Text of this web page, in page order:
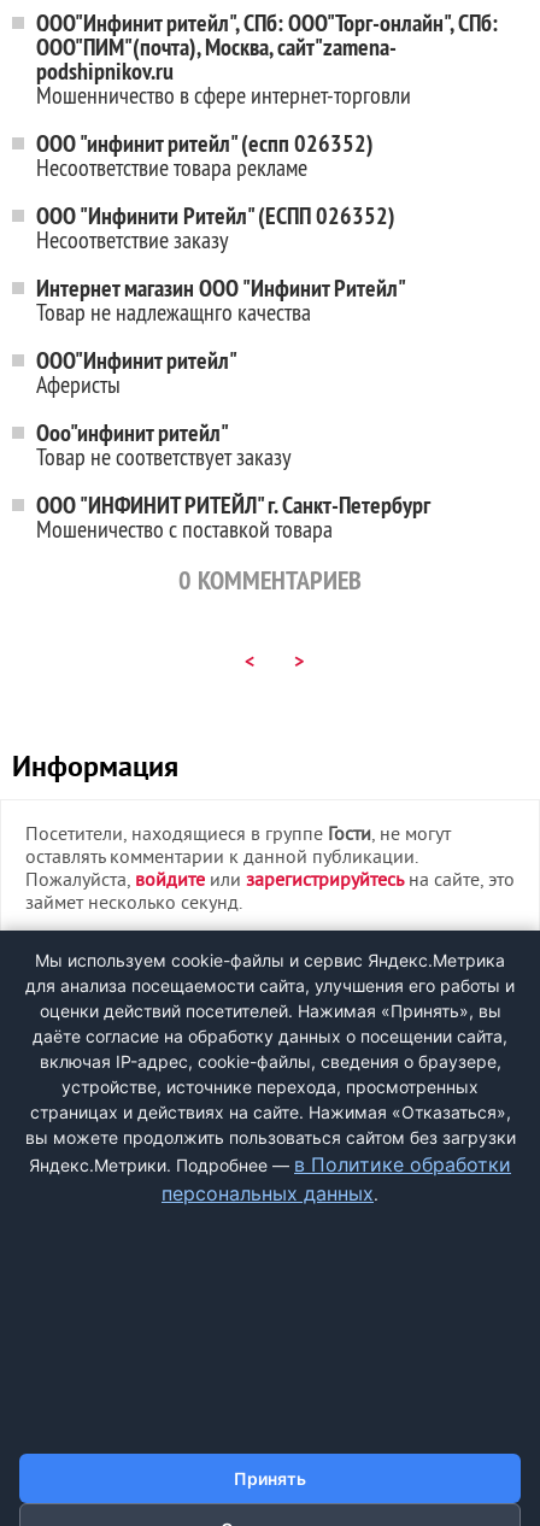
ООО"Инфинит ритейл", СПб: ООО"Торг-онлайн", СПб:
ООО"ПИМ"(почта), Москва, сайт"zamena-
podshipnikov.ru
Мошенничество в сфере интернет-торговли
ООО "инфинит ритейл" (еспп 026352)
Несоответствие товара рекламе
ООО "Инфинити Ритейл" (ЕСПП 026352)
Несоответствие заказу
Интернет магазин ООО "Инфинит Ритейл"
Товар не надлежащнго качества
ООО"Инфинит ритейл"
Аферисты
Ооо"инфинит ритейл"
Товар не соответствует заказу
ООО "ИНФИНИТ РИТЕЙЛ" г. Санкт-Петербург
Мошеничество с поставкой товара
0 КОММЕНТАРИЕВ
< >
Информация
Посетители, находящиеся в группе Гости, не могут
оставлять комментарии к данной публикации.
Пожалуйста, войдите или зарегистрируйтесьна сайте, это
займет несколько секунд.
ВХОД
РЕГИСТРАЦИЯ
Быстрая регистрациячерез соцсети:
ПОЛИТИКА ОБРАБОТКИ ПЕРСОНАЛЬНЫХ ДАННЫХ
Мы используем cookie-файлы и сервис Яндекс.Метрика
для анализа посещаемости сайта, улучшения его работы и
оценки действий посетителей. Нажимая «Принять», вы
даёте согласие на обработку данных о посещении сайта,
включая IP-адрес, cookie-файлы, сведения о браузере,
устройстве, источнике перехода, просмотренных
страницах и действиях на сайте. Нажимая «Отказаться»,
вы можете продолжить пользоваться сайтом без загрузки
Яндекс.Метрики. Подробнее — в Политике обработки
персональных данных.
Принять